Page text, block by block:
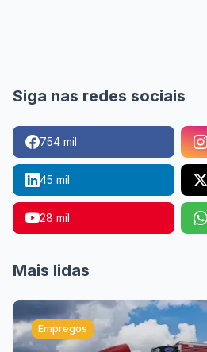
Siga nas redes sociais
754 mil
45 mil
28 mil
Mais lidas
Empregos